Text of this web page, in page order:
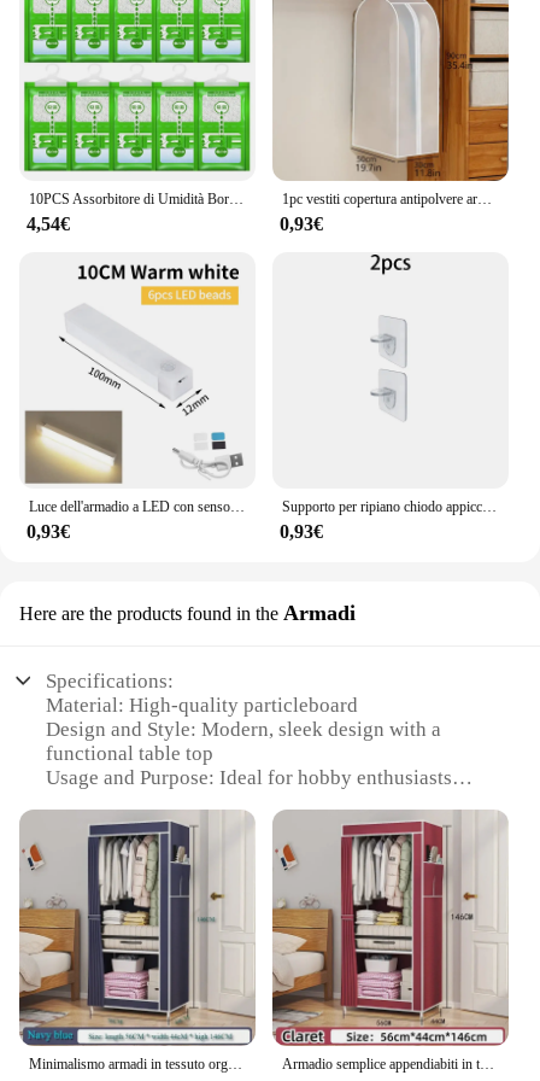
4,54€
1pc vestiti copertura antipolvere armadio finestra appesa copertura antipolvere copertura per abbigliamento panno copertura per abbigliamento per la casa borsa per vestiti appesa
0,93€
0,93€
Supporto per ripiano chiodo appiccicoso Clip di supporto per ripiano per armadio autoadesivo supporto per parete divisorio gancio senza perforazione staffa forte
0,93€
Here are the products found in the Armadi
Specifications:
Material: High-quality particleboard
Design and Style: Modern, sleek design with a
functional table top
Usage and Purpose: Ideal for hobby enthusiasts
Performance and Property: Sturdy construction with
a smooth finish
Shape or Size or Weight or Quantity: Compact and
space-saving design
Parts and Accessories: Comes with a table top for
added functionality
Features:
**Optimized for Hobbyists**
The Armadio con tavolo per hobby is a versatile
piece of furniture that combines the functionality of
Armadio semplice appendiabiti in tessuto Non tessuto dormitorio armadi per abbigliamento antipolvere armadio per studenti armadi a pavimento per persona singola